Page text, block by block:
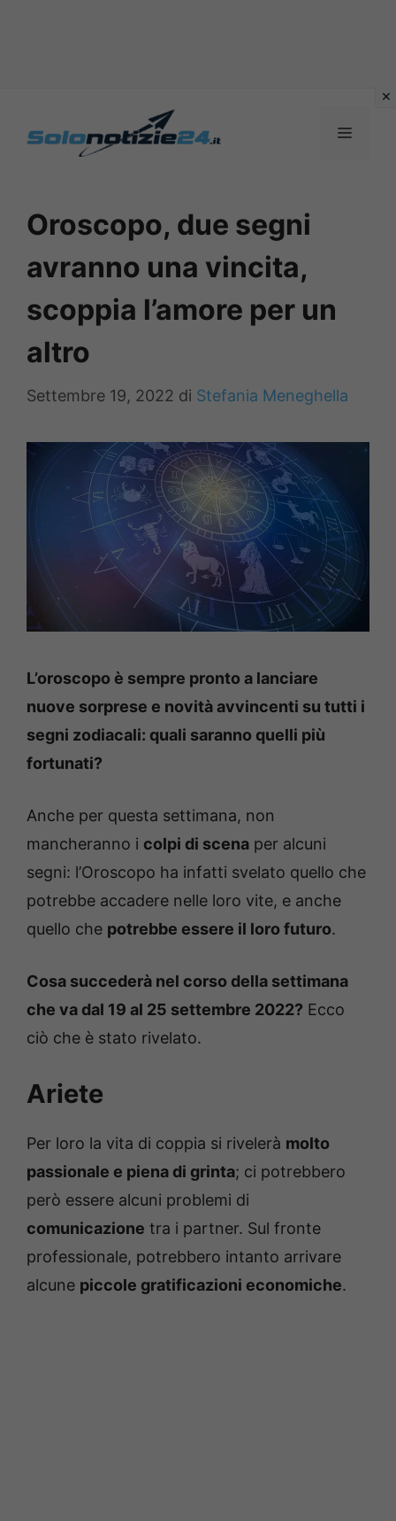
MENU
Oroscopo, due segni
avranno una vincita,
scoppia l’amore per un
altro
Settembre 19, 2022 di Stefania Meneghella
L’oroscopo è sempre pronto a lanciare
nuove sorprese e novità avvincenti su tutti i
segni zodiacali: quali saranno quelli più
fortunati?
Anche per questa settimana, non
mancheranno i colpi di scena per alcuni
segni: l’Oroscopo ha infatti svelato quello che
potrebbe accadere nelle loro vite, e anche
quello che potrebbe essere il loro futuro.
Cosa succederà nel corso della settimana
che va dal 19 al 25 settembre 2022? Ecco
ciò che è stato rivelato.
Ariete
Per loro la vita di coppia si rivelerà molto
passionale e piena di grinta; ci potrebbero
però essere alcuni problemi di
comunicazione tra i partner. Sul fronte
professionale, potrebbero intanto arrivare
alcune piccole gratificazioni economiche.